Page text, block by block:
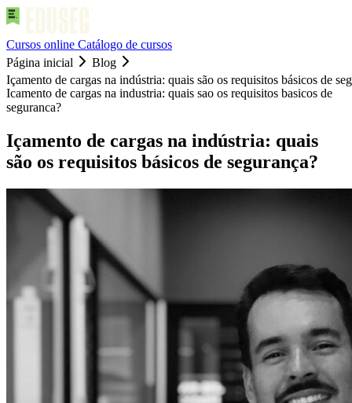
Cursos online Catálogo de cursos
Página inicial
Blog
Içamento de cargas na indústria: quais são os requisitos básicos de
Icamento de cargas na industria: quais sao os requisitos basicos de
seguranca?
Içamento de cargas na indústria: quais
são os requisitos básicos de segurança?